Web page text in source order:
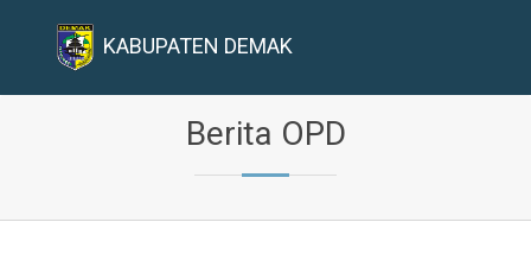
KABUPATEN DEMAK
Berita OPD